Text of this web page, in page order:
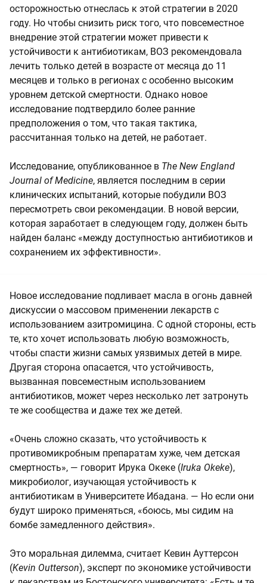
осторожностью отнеслась к этой стратегии в 2020
году. Но чтобы снизить риск того, что повсеместное
внедрение этой стратегии может привести к
устойчивости к антибиотикам, ВОЗ рекомендовала
лечить только детей в возрасте от месяца до 11
месяцев и только в регионах с особенно высоким
уровнем детской смертности. Однако новое
исследование подтвердило более ранние
предположения о том, что такая тактика,
рассчитанная только на детей, не работает.
Исследование, опубликованное в The New England
Journal of Medicine, является последним в серии
клинических испытаний, которые побудили ВОЗ
пересмотреть свои рекомендации. В новой версии,
которая заработает в следующем году, должен быть
найден баланс «между доступностью антибиотиков и
сохранением их эффективности».
Новое исследование подливает масла в огонь давней
дискуссии о массовом применении лекарств с
использованием азитромицина. С одной стороны, есть
те, кто хочет использовать любую возможность,
чтобы спасти жизни самых уязвимых детей в мире.
Другая сторона опасается, что устойчивость,
вызванная повсеместным использованием
антибиотиков, может через несколько лет затронуть
те же сообщества и даже тех же детей.
«Очень сложно сказать, что устойчивость к
противомикробным препаратам хуже, чем детская
смертность», — говорит Ирука Океке (Iruka Okeke),
микробиолог, изучающая устойчивость к
антибиотикам в Университете Ибадана. — Но если они
будут широко применяться, «боюсь, мы сидим на
бомбе замедленного действия».
Это моральная дилемма, считает Кевин Ауттерсон
(Kevin Outterson), эксперт по экономике устойчивости